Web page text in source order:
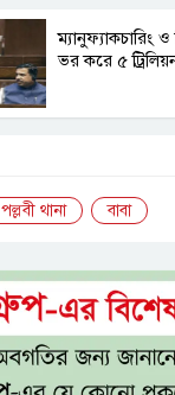
​ম্যানুফ্যাকচারিং
ভর করে ৫
পল্লবী থানা বাবা